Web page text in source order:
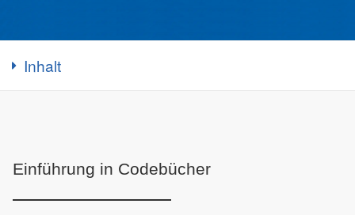
Inhalt
Einführung in Codebücher